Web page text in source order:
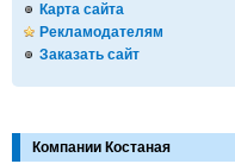
Карта сайта
Рекламодателям
Заказать сайт
Компании Костаная